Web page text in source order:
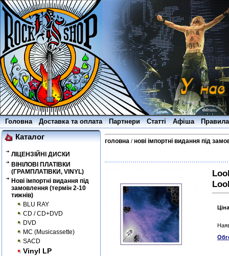
Головна Доставка та оплата Партнери Статті Афіша
Каталог
ЛІЦЕНЗІЙНІ ДИСКИ
ВІНІЛОВІ ПЛАТІВКИ
(ГРАМПЛАТІВКИ, VINYL)
Нові імпортні видання під
замовлення (термін 2-10
тижнів)
BLU RAY
CD / CD+DVD
DVD
MC (Musicassette)
SACD
Vinyl LP
головна / нові імпортні видання під